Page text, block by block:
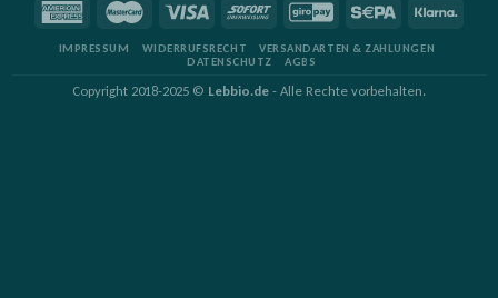
IMPRESSUM WIDERRUFSRECHT
VERSANDARTEN & ZAHLUNGEN
DATENSCHUTZ
AGBS
Copyright 2018-2025 © Lebbio.de - Alle Rechte vorbehalten.